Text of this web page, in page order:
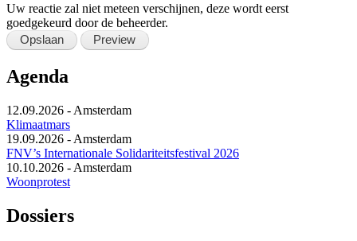
Uw reactie zal niet meteen verschijnen, deze wordt eerst
goedgekeurd door de beheerder.
Agenda
12.09.2026 - Amsterdam
Klimaatmars
19.09.2026 - Amsterdam
FNV’s Internationale Solidariteitsfestival 2026
10.10.2026 - Amsterdam
Woonprotest
Dossiers